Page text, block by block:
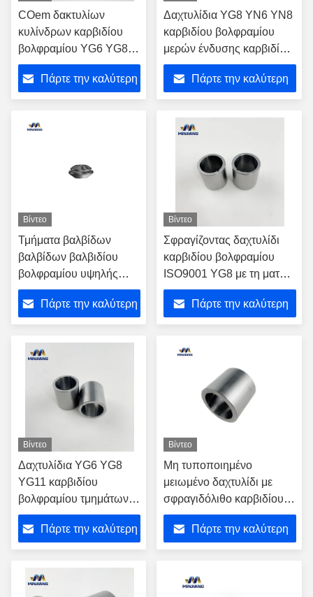
COem δακτυλίων
κυλίνδρων καρβιδίου
βολφραμίου YG6 YG8
YG11 αποδεκτός
Πάρτε την καλύτερη
Δαχτυλίδια YG8 YN6 YN8
καρβιδίου βολφραμίου
μερών ένδυσης καρβιδίου
πετρελαιοφόρων
περιοχώνΠάρτε την καλύτερη
Βίντεο
Τμήματα βαλβίδων
βαλβίδων βαλβιδίου
βολφραμίου υψηλής
ποιότητας για
μακροχρόνια απόδοση
Πάρτε την καλύτερη
Βίντεο
Σφραγίζοντας δαχτυλίδι
καρβιδίου βολφραμίου
ISO9001 YG8 με τη ματ
επιφάνεια
Πάρτε την καλύτερη
Βίντεο
Δαχτυλίδια YG6 YG8
YG11 καρβιδίου
βολφραμίου τμημάτων
καρβιδίου
πετρελαιοφόρων
περιοχών
Πάρτε την καλύτερη
Βίντεο
Μη τυποποιημένο
μειωμένο δαχτυλίδι με
σφραγιδόλιθο καρβιδίου
βολφραμίου θερμότητας με
τη γυαλισμένη επιφάνεια
Πάρτε την καλύτερη